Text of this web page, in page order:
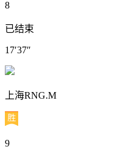
8
已结束
17′37″
上海RNG.M
9